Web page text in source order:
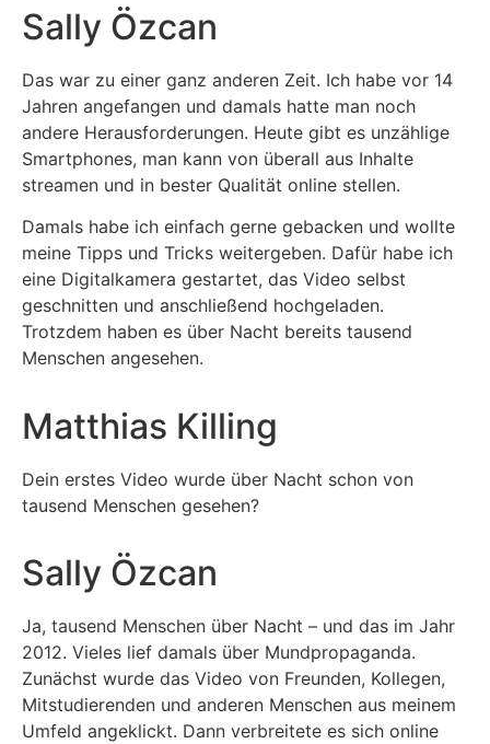
Sally Özcan
Das war zu einer ganz anderen Zeit. Ich habe vor 14
Jahren angefangen und damals hatte man noch
andere Herausforderungen. Heute gibt es unzählige
Smartphones, man kann von überall aus Inhalte
streamen und in bester Qualität online stellen.
Damals habe ich einfach gerne gebacken und wollte
meine Tipps und Tricks weitergeben. Dafür habe ich
eine Digitalkamera gestartet, das Video selbst
geschnitten und anschließend hochgeladen.
Trotzdem haben es über Nacht bereits tausend
Menschen angesehen.
Matthias Killing
Dein erstes Video wurde über Nacht schon von
tausend Menschen gesehen?
Sally Özcan
Ja, tausend Menschen über Nacht – und das im Jahr
2012. Vieles lief damals über Mundpropaganda.
Zunächst wurde das Video von Freunden, Kollegen,
Mitstudierenden und anderen Menschen aus meinem
Umfeld angeklickt. Dann verbreitete es sich online